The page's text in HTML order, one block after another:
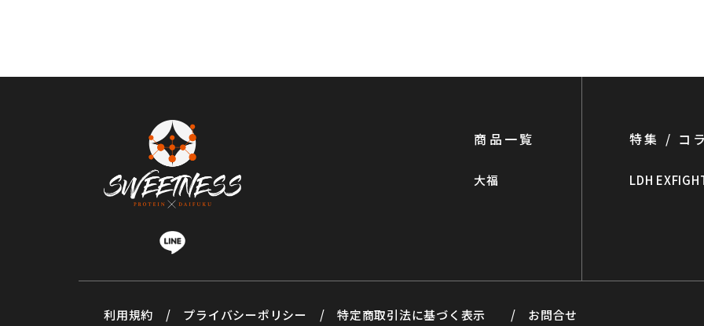
商品一覧
大福
特集 / コ
LDH
利用規約 / プライバシーポリシー / 特定商取引法に基づく表示 / お問合せ